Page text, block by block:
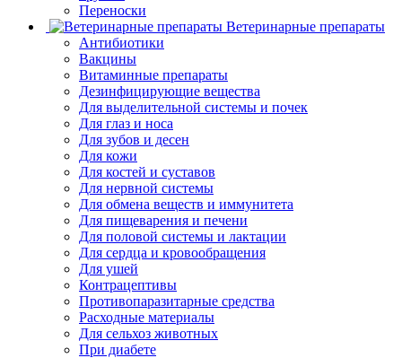
Переноски
Ветеринарные препараты
Антибиотики
Вакцины
Витаминные препараты
Дезинфицирующие вещества
Для выделительной системы и почек
Для глаз и носа
Для зубов и десен
Для кожи
Для костей и суставов
Для нервной системы
Для обмена веществ и иммунитета
Для пищеварения и печени
Для половой системы и лактации
Для сердца и кровообращения
Для ушей
Контрацептивы
Противопаразитарные средства
Расходные материалы
Для сельхоз животных
При диабете